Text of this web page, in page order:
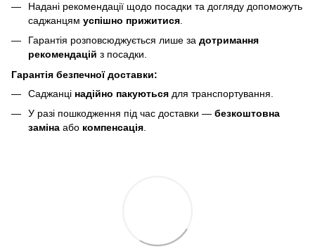
Надані рекомендації щодо посадки та догляду допоможуть
саджанцям успішно прижитися
Гарантія розповсюджується лише за дотримання
рекомендацій з посадки.
Гарантія безпечної доставки:
Саджанці надійно пакуються для транспортування.
У разі пошкодження під час доставки — безкоштовна
заміна або компенсація